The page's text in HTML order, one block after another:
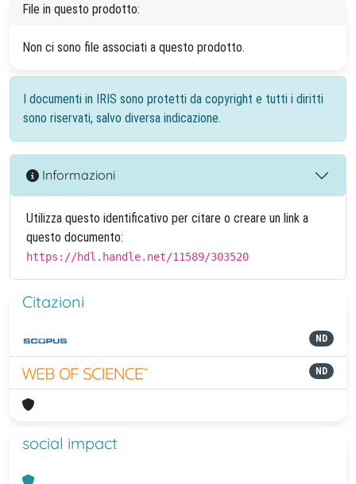
File in questo prodotto:
Non ci sono file associati a questo prodotto.
I documenti in IRIS sono protetti da copyright e tutti i diritti
sono riservati, salvo diversa indicazione.
Informazioni
Utilizza questo identificativo per citare o creare un link a
questo documento:
https://hdl.handle.net/11589/303520
Citazioni
ND
ND
social impact